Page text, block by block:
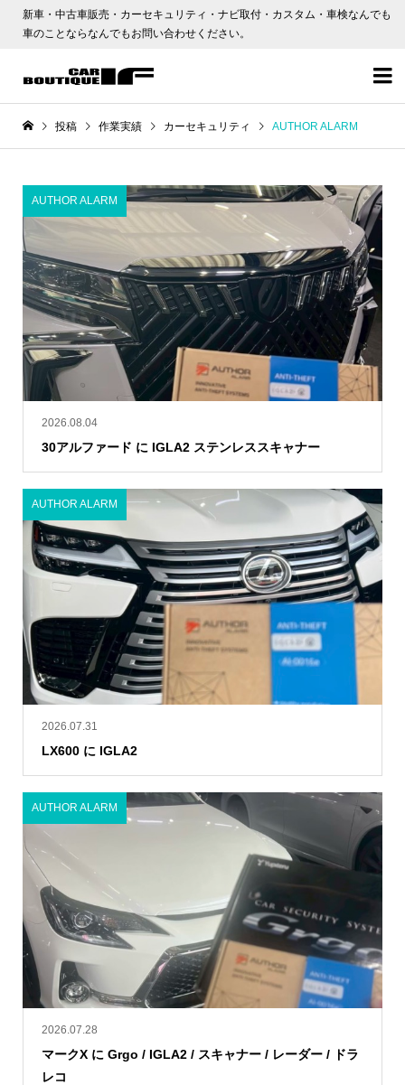
新車・中古車販売・カーセキュリティ・ナビ取付・カスタム・車検なんでも
車のことならなんでもお問い合わせください。

投稿 作業実績 カーセキュリティ AUTHOR ALARM
2026.08.04
30アルファード に IGLA2 ステンレススキャナー
AUTHOR ALARM
2026.07.31
LX600 に IGLA2
AUTHOR ALARM
2026.07.28
マークX に Grgo / IGLA2 / スキャナー / レーダー / ドラ
レコ
AUTHOR ALARM